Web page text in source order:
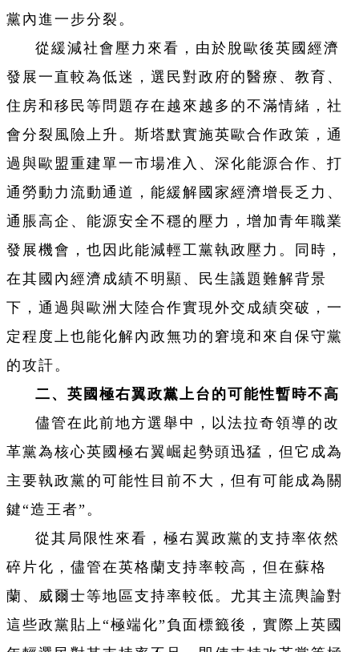
黨內進一步分裂。
從緩減社會壓力來看，由於脫歐後英國經濟
發展一直較為低迷，選民對政府的醫療、教育、
住房和移民等問題存在越來越多的不滿情緒，社
會分裂風險上升。斯塔默實施英歐合作政策，通
過與歐盟重建單一市場准入、深化能源合作、打
通勞動力流動通道，能緩解國家經濟增長乏力、
通脹高企、能源安全不穩的壓力，增加青年職業
發展機會，也因此能減輕工黨執政壓力。同時，
在其國內經濟成績不明顯、民生議題難解背景
下，通過與歐洲大陸合作實現外交成績突破，一
定程度上也能化解內政無功的窘境和來自保守黨
的攻訐。
二、英國極右翼政黨上台的可能性暫時不高
儘管在此前地方選舉中，以法拉奇領導的改
革黨為核心英國極右翼崛起勢頭迅猛，但它成為
主要執政黨的可能性目前不大，但有可能成為關
鍵“造王者”。
從其局限性來看，極右翼政黨的支持率依然
碎片化，儘管在英格蘭支持率較高，但在蘇格
蘭、威爾士等地區支持率較低。尤其主流輿論對
這些政黨貼上“極端化”負面標籤後，實際上英國